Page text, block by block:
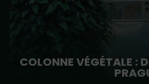
COLONNE VÉGÉTALE :